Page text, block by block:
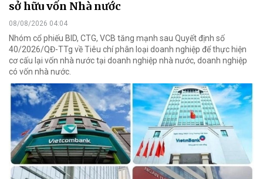
sở hữu vốn Nhà nước
08/08/2026 04:04
Nhóm cổ phiếu BID, CTG, VCB tăng mạnh sau Quyết định số
40/2026/QĐ-TTg về Tiêu chí phân loại doanh nghiệp để thực hiện
cơ cấu lại vốn nhà nước tại doanh nghiệp nhà nước, doanh nghiệp
có vốn nhà nước.